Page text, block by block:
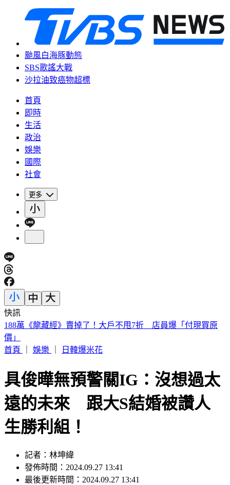
颱風白海豚動態
SBS歌謠大戰
沙拉油致癌物超標
首頁
即時
生活
政治
娛樂
國際
社會
更多
快訊
遠見天下創辦人高希均90歲辭世！「長壽5秘訣」曝 醫生也
認同
首頁
娛樂 日韓爆米花
具俊曄無預警關IG：沒想過太
遠的未來 跟大S結婚被讚人
生勝利組！
記者：林坤緯
發佈時間：2024.09.27 13:41
最後更新時間：2024.09.27 13:41